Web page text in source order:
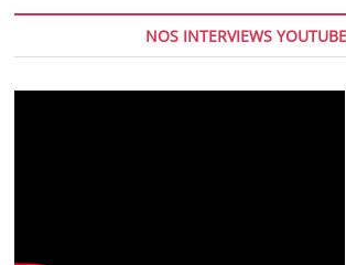
NOS INTERVIEWS YOUTUBE